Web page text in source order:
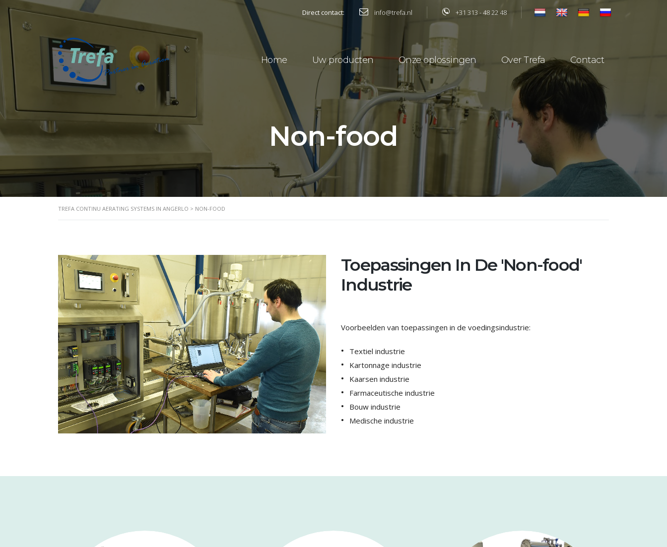
Direct contact: info@trefa.nl +31 313 - 48 22 48
Home Uw producten Onze oplossingen Over Trefa Contact
Non-food
TREFA CONTINU AERATING SYSTEMS IN ANGERLO > NON-FOOD
Toepassingen In De 'Non-food'
Industrie
Voorbeelden van toepassingen in de voedingsindustrie:
Textiel industrie
Kartonnage industrie
Kaarsen industrie
Farmaceutische industrie
Bouw industrie
Medische industrie